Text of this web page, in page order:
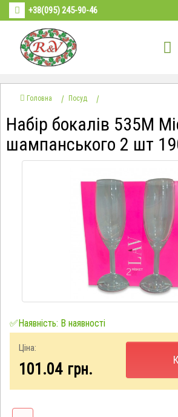
+38(095) 245-90-46
Головна Посуд
Набір бокалів 535М
шампанського 2 шт
✅Наявність: В наявності
Ціна:
101.04 грн.